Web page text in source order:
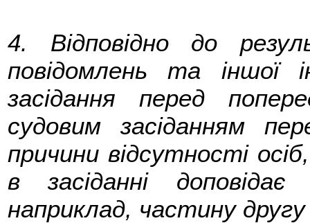
4. Відповідно до
повідомлень та іншої
засідання перед
судовим засіданням
причини відсутності
в засіданні
наприклад, частину